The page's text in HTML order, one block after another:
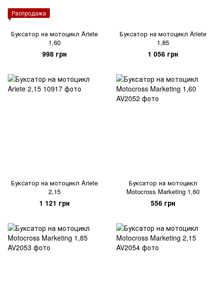
Распродажа
Буксатор на мотоцикл Ariete
1,60
998 грн
Буксатор на мотоцикл Ariete
1,85
1 056 грн
Буксатор на мотоцикл Ariete
2,15
1 121 грн
Буксатор на мотоцикл
Motocross Marketing 1,60
556 грн